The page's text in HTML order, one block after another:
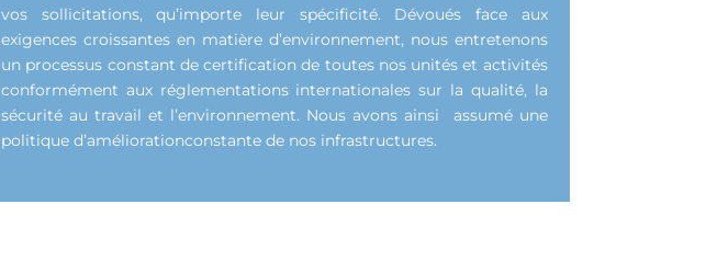
vos sollicitations, qu’importe leur spécificité. Dévoués face aux
exigences croissantes en matière d’environnement, nous entretenons
un processus constant de certification de toutes nos unités et activités
conformément aux réglementations internationales sur la qualité, la
sécurité au travail et l’environnement. Nous avons ainsi assumé une
politique d’améliorationconstante de nos infrastructures.